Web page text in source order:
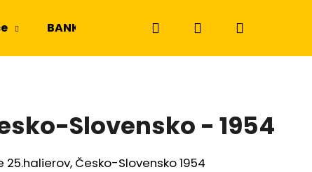
BANKOVKY NGC a PMG Odznaky a
HľadaťPrihlásenieNákupný
Slovensko - 1954
Česko-Slovensko 1954